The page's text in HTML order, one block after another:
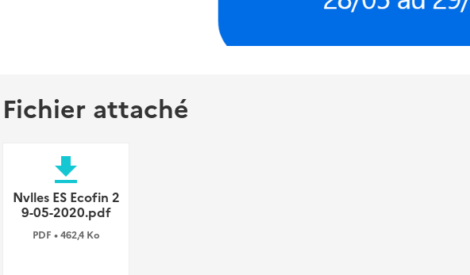
Fichier attaché
file_download
Nvlles ES Ecofin 2
9-05-2020.pdf
PDF • 462,4 Ko